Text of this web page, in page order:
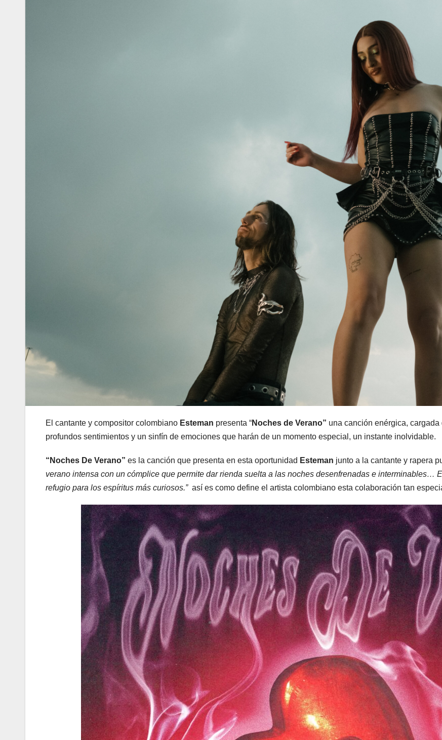
El cantante y compositor colombiano Esteman presenta “Noches de Verano” una canción enérgica,
profundos sentimientos y un sinfín de emociones que harán de un momento especial, un instante inolvidable.
“Noches De Verano” es la canción que presenta en esta oportunidad Esteman junto a la cantante y rapera
verano intensa con un cómplice que permite dar rienda suelta a las noches desenfrenadas e interminables…
refugio para los espíritus más curiosos.” así es como define el artista colombiano esta colaboración tan